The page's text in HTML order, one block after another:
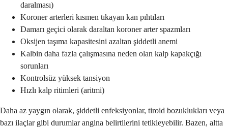
daralması)
Koroner arterleri kısmen tıkayan kan pıhtıları
Damarı geçici olarak daraltan koroner arter spazmları
Oksijen taşıma kapasitesini azaltan şiddetli anemi
Kalbin daha fazla çalışmasına neden olan kalp kapakçığı
sorunları
Kontrolsüz yüksek tansiyon
Hızlı kalp ritimleri (aritmi)
Daha az yaygın olarak, şiddetli enfeksiyonlar, tiroid bozuklukları veya
bazı ilaçlar gibi durumlar angina belirtilerini tetikleyebilir. Bazen, altta